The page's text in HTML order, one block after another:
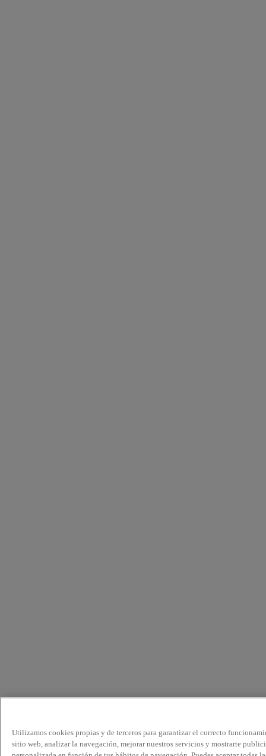
Utilizamos cookies propias y de terceros para garantizar el correcto
sitio web, analizar la navegación, mejorar nuestros servicios y mostrarte